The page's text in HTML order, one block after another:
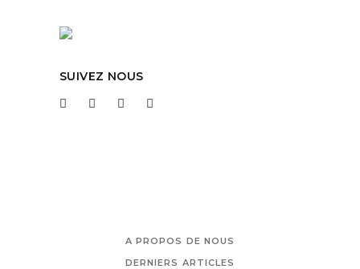
SUIVEZ NOUS
A PROPOS DE NOUS
DERNIERS ARTICLES